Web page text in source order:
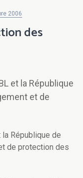
2006
des
et la République
et de
République de
de protection des